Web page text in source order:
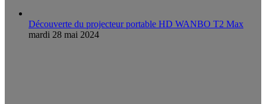
Découverte du projecteur portable HD WANBO T2 Max
mardi 28 mai 2024